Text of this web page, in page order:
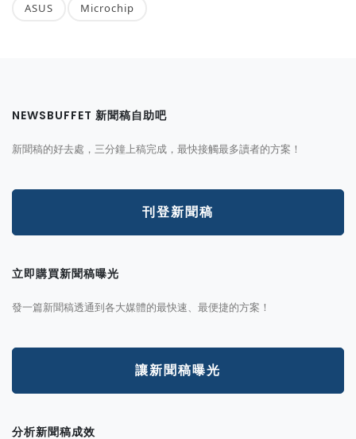
ASUS Microchip
NEWSBUFFET 新聞稿自助吧
新聞稿的好去處，三分鐘上稿完成，最快接觸最多讀者的方案！
刊登新聞稿
立即購買新聞稿曝光
發一篇新聞稿透通到各大媒體的最快速、最便捷的方案！
讓新聞稿曝光
分析新聞稿成效